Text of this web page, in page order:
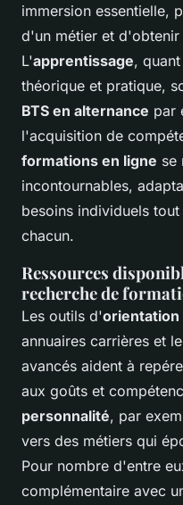
immersion essentielle,
d'un métier et d'obtenir
L'apprentissage,
théorique et pratique,
BTS en alternance par
l'acquisition de
formations en ligne se
incontournables,
besoins individuels
chacun.
Ressources
recherche de
Les outils d'orientation
annuaires carrières et
avancés aident à
aux goûts et
personnalité, par
vers des métiers qui
Pour nombre d'entre
complémentaire avec